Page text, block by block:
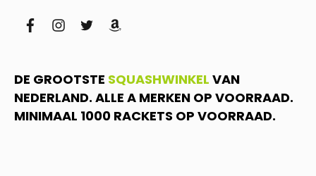
facebookinstagram
twitteramazon
DE GROOTSTE SQUASHWINKEL VAN
NEDERLAND. ALLE A MERKEN OP VOORRAAD.
MINIMAAL 1000 RACKETS OP VOORRAAD.